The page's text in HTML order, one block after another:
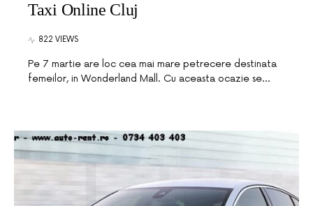
Taxi Online Cluj
822 VIEWS
Pe 7 martie are loc cea mai mare petrecere destinata
femeilor, in Wonderland Mall. Cu aceasta ocazie se…